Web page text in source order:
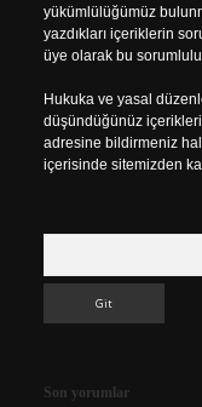
yükümlülüğümüz
yazdıkları içeriklerin
üye olarak bu
Hukuka ve yasal
düşündüğünüz
adresine bildirmeniz
içerisinde sitemizden
Son yorumlar